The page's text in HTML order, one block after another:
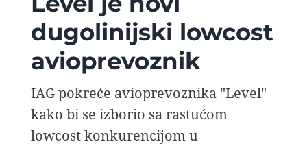
AVIOPEDIA
SPECIJAL
FOTO PRIČA
dugolinijski lowcost
avioprevoznik
IAG pokreće avioprevoznika "Level"
kako bi se izborio sa rastućom
lowcost konkurencijom u